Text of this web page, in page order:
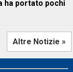
ha portato pochi
Altre Notizie »